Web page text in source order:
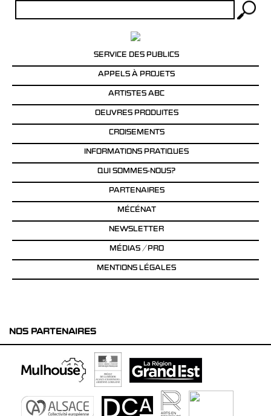
SERVICE DES PUBLICS
APPELS À PROJETS
ARTISTES ABC
OEUVRES PRODUITES
CROISEMENTS
INFORMATIONS PRATIQUES
QUI SOMMES-NOUS?
PARTENAIRES
MÉCÉNAT
NEWSLETTER
MÉDIAS / PRO
MENTIONS LÉGALES
NOS PARTENAIRES